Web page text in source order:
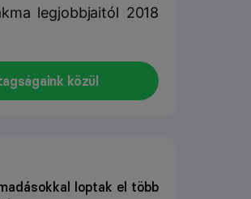
legjobbjaitól 2018
közül
loptak el több